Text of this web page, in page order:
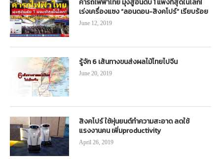
เร่งเครื่องแซง “ลอนดอน-สิงคโปร์” เรียบร้อย
June 12, 2019
รู้จัก 6 เส้นทางขนส่งผลไม้ไทยไปจีน
June 20, 2019
สิงคโปร์ ใช้หุ่นยนต์ทำความสะอาด ลดใช้
แรงงานคน เพิ่มproductivity
April 26, 2019